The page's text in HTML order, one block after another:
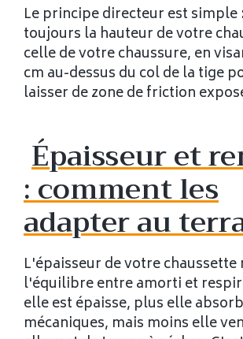
Le principe directeur est simple
toujours la hauteur de votre
celle de votre chaussure, en
cm au-dessus du col de la tige
laisser de zone de friction
Épaisseur et
: comment les
adapter au
L'épaisseur de votre chaussette
l'équilibre entre amorti et
elle est épaisse, plus elle
mécaniques, mais moins elle